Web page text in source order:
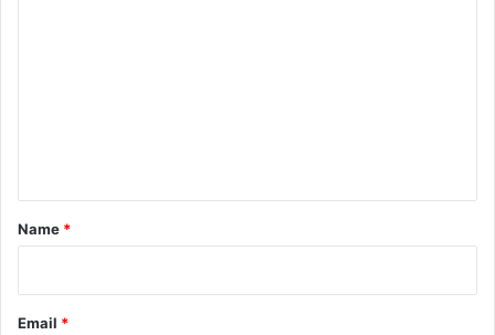
*
Name *
Email *